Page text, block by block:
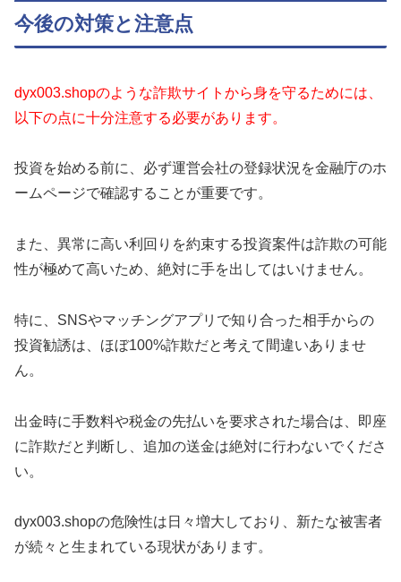
今後の対策と注意点
dyx003.shopのような詐欺サイトから身を守るためには、
以下の点に十分注意する必要があります。
投資を始める前に、必ず運営会社の登録状況を金融庁のホ
ームページで確認することが重要です。
また、異常に高い利回りを約束する投資案件は詐欺の可能
性が極めて高いため、絶対に手を出してはいけません。
特に、SNSやマッチングアプリで知り合った相手からの
投資勧誘は、ほぼ100%詐欺だと考えて間違いありませ
ん。
出金時に手数料や税金の先払いを要求された場合は、即座
に詐欺だと判断し、追加の送金は絶対に行わないでくださ
い。
dyx003.shopの危険性は日々増大しており、新たな被害者
が続々と生まれている現状があります。